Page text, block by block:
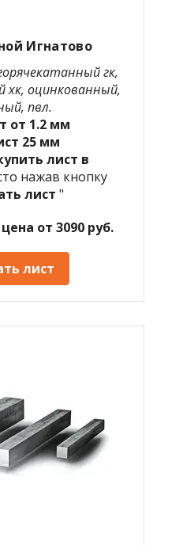
Игнатово
гк,
хк, оцинкованный,
пвл.
от 1.2 мм
25 мм
лист в
нажав кнопку
лист "
от 3090 руб.
лист